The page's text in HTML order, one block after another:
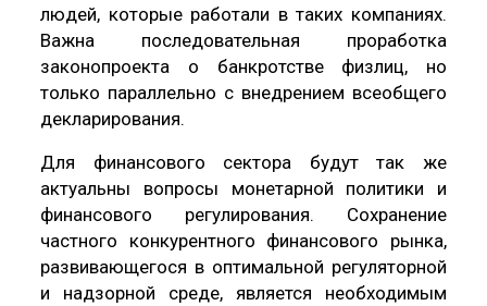
людей, которые работали в таких компаниях.
Важна последовательная проработка
законопроекта о банкротстве физлиц, но
только параллельно с внедрением всеобщего
декларирования.
Для финансового сектора будут так же
актуальны вопросы монетарной политики и
финансового регулирования. Сохранение
частного конкурентного финансового рынка,
развивающегося в оптимальной регуляторной
и надзорной среде, является необходимым